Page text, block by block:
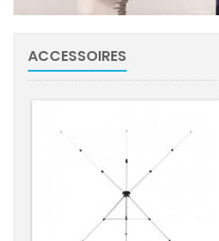
ACCESSOIRES